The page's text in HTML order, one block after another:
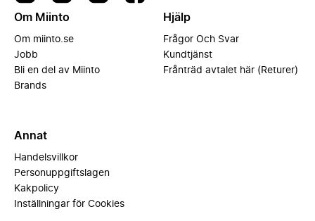
Om Miinto
Om miinto.se
Jobb
Bli en del av Miinto
Brands
Hjälp
Frågor Och Svar
Kundtjänst
Frånträd avtalet här (Returer)
Annat
Handelsvillkor
Personuppgiftslagen
Kakpolicy
Inställningar för Cookies